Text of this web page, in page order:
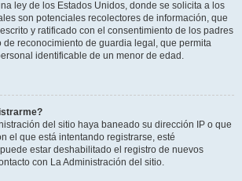
ley de los Estados Unidos, donde se solicita a los
son potenciales recolectores de información, que
y ratificado con el consentimiento de los padres
de reconocimiento de guardia legal, que permita
identificable de un menor de edad.
del sitio haya baneado su dirección IP o que
el que está intentando registrarse, esté
estar deshabilitado el registro de nuevos
con La Administración del sitio.